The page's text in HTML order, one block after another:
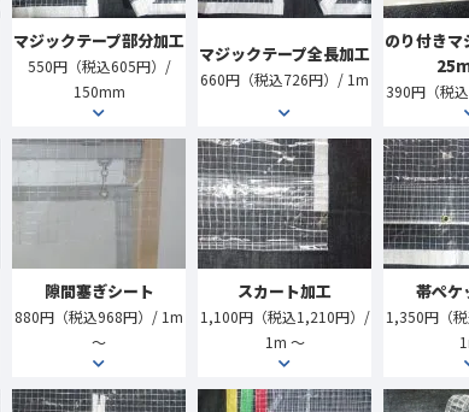
マジックテープ部分加工
550円（税込605円）/
150mm
マジックテープ全長加工
660円（税込726円）/ 1m
のり付きマ
390円（税
隙間塞ぎシート
880円（税込968円）/ 1m
～
スカート加工
1,100円（税込1,210円）/
1m ～
帯ぺケ
1,350円（